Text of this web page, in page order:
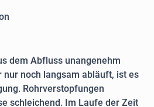
dem Abfluss unangenehm
nur noch langsam abläuft, ist es
Rohrverstopfungen
schleichend. Im Laufe der Zeit